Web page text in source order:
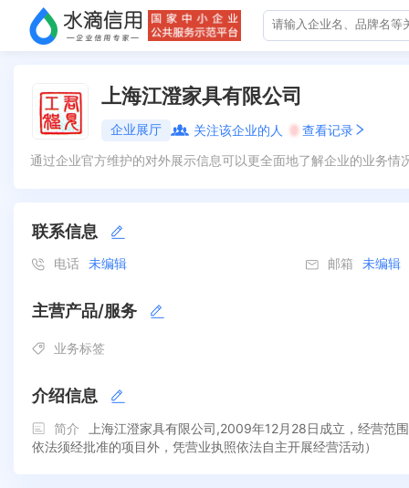
上海江澄家具有限公司
企业展厅 关注该企业的人 0 查看记录
通过企业官方维护的对外展示信息可以更全面地了解企业的业务
联系信息
电话 未编辑 邮箱 未编辑
主营产品/服务
业务标签
介绍信息
简介
上海江澄家具有限公司,2009年12月28日成立，经营范
依法须经批准的项目外，凭营业执照依法自主开展经营活动）